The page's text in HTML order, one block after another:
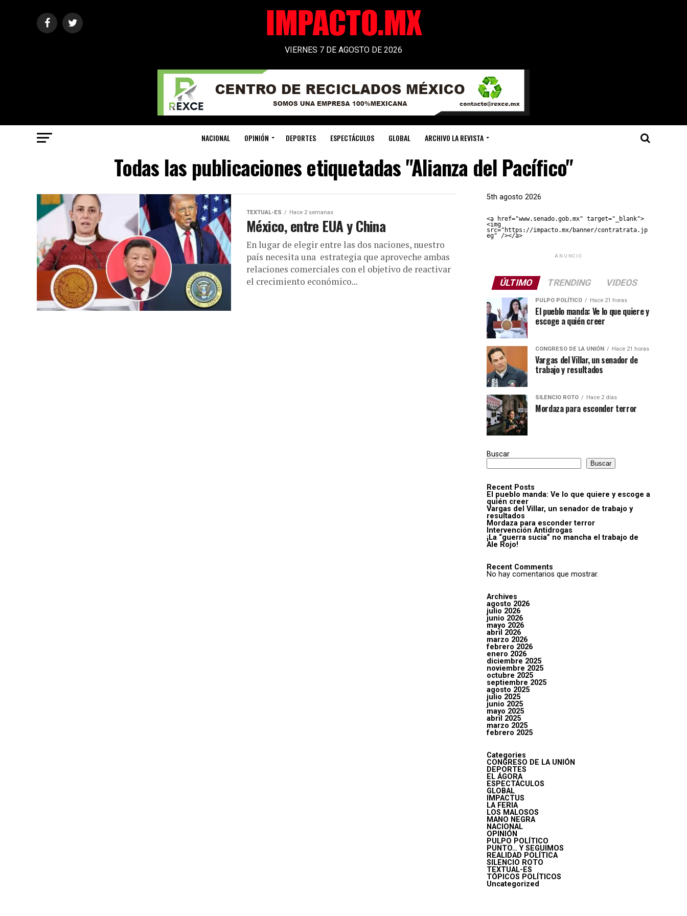
VIERNES 7 DE AGOSTO DE 2026
NACIONAL OPINIÓN DEPORTES ESPECTÁCULOS GLOBAL ARCHIVO LA REVISTA
Todas las publicaciones etiquetadas "Alianza del Pacífico"
TEXTUAL-ES Hace 2 semanas
México, entre EUA y China
En lugar de elegir entre las dos naciones, nuestro
país necesita una estrategia que aproveche ambas
relaciones comerciales con el objetivo de reactivar
el crecimiento económico...
5th agosto 2026
<a href="www.senado.gob.mx" target="_blank">
<img
src="https://impacto.mx/banner/contratrata.jp
eg" /></a>
ANUNCIO
ÚLTIMO TRENDING VIDEOS
PULPO POLÍTICO Hace 21 horas
El pueblo manda: Ve lo que quiere y
escoge a quién creer
CONGRESO DE LA UNIÓN Hace 21 horas
Vargas del Villar, un senador de
trabajo y resultados
SILENCIO ROTO Hace 2 días
Mordaza para esconder terror
Buscar
Buscar
Recent Posts
El pueblo manda: Ve lo que quiere y escoge a
quién creer
Vargas del Villar, un senador de trabajo y
resultados
Mordaza para esconder terror
Intervención Antidrogas
¡La “guerra sucia” no mancha el trabajo de
Ale Rojo!
Recent Comments
No hay comentarios que mostrar.
Archives
agosto 2026
julio 2026
junio 2026
mayo 2026
abril 2026
marzo 2026
febrero 2026
enero 2026
diciembre 2025
noviembre 2025
octubre 2025
septiembre 2025
agosto 2025
julio 2025
junio 2025
mayo 2025
abril 2025
marzo 2025
febrero 2025
Categories
CONGRESO DE LA UNIÓN
DEPORTES
EL ÁGORA
ESPECTÁCULOS
GLOBAL
IMPACTUS
LA FERIA
LOS MALOSOS
MANO NEGRA
NACIONAL
OPINIÓN
PULPO POLÍTICO
PUNTO… Y SEGUIMOS
REALIDAD POLÍTICA
SILENCIO ROTO
TEXTUAL-ES
TÓPICOS POLÍTICOS
Uncategorized